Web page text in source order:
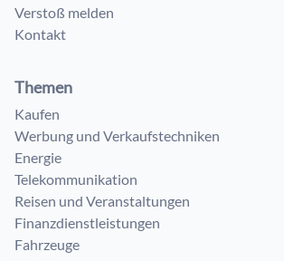
Verstoß melden
Kontakt
Themen
Kaufen
Werbung und Verkaufstechniken
Energie
Telekommunikation
Reisen und Veranstaltungen
Finanzdienstleistungen
Fahrzeuge